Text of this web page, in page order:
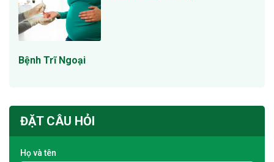
Bệnh Trĩ Ngoại
ĐẶT CÂU HỎI
Họ và tên